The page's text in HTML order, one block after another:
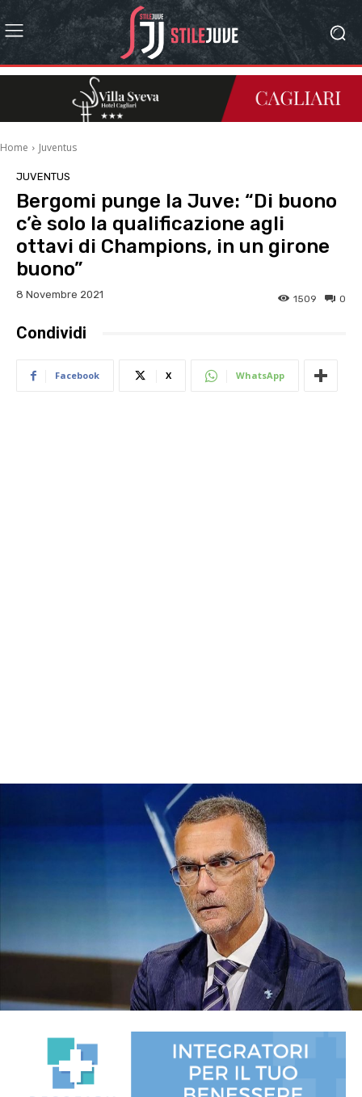
Home Juventus
JUVENTUS
Bergomi punge la Juve: “Di buono
c’è solo la qualificazione agli
ottavi di Champions, in un girone
buono”
8 Novembre 2021 0
1509
Condividi
Facebook X WhatsApp